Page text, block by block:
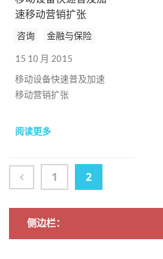
速移动营销扩张
咨询 金融与保险
15 10 月 2015
移动设备快速普及加速
移动营销扩张
阅读更多
1 2
侧边栏：